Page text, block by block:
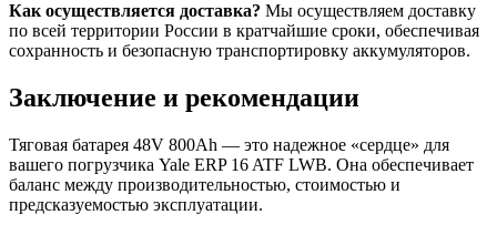
Как осуществляется доставка? Мы осуществляем доставку
по всей территории России в кратчайшие сроки, обеспечивая
сохранность и безопасную транспортировку аккумуляторов.
Заключение и рекомендации
Тяговая батарея 48V 800Ah — это надежное «сердце» для
вашего погрузчика Yale ERP 16 ATF LWB. Она обеспечивает
баланс между производительностью, стоимостью и
предсказуемостью эксплуатации.